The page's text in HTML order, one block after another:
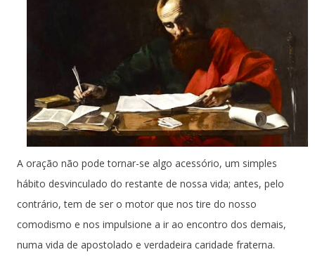
A oração não pode tornar-se algo acessório, um simples
hábito desvinculado do restante de nossa vida; antes, pelo
contrário, tem de ser o motor que nos tire do nosso
comodismo e nos impulsione a ir ao encontro dos demais,
numa vida de apostolado e verdadeira caridade fraterna.